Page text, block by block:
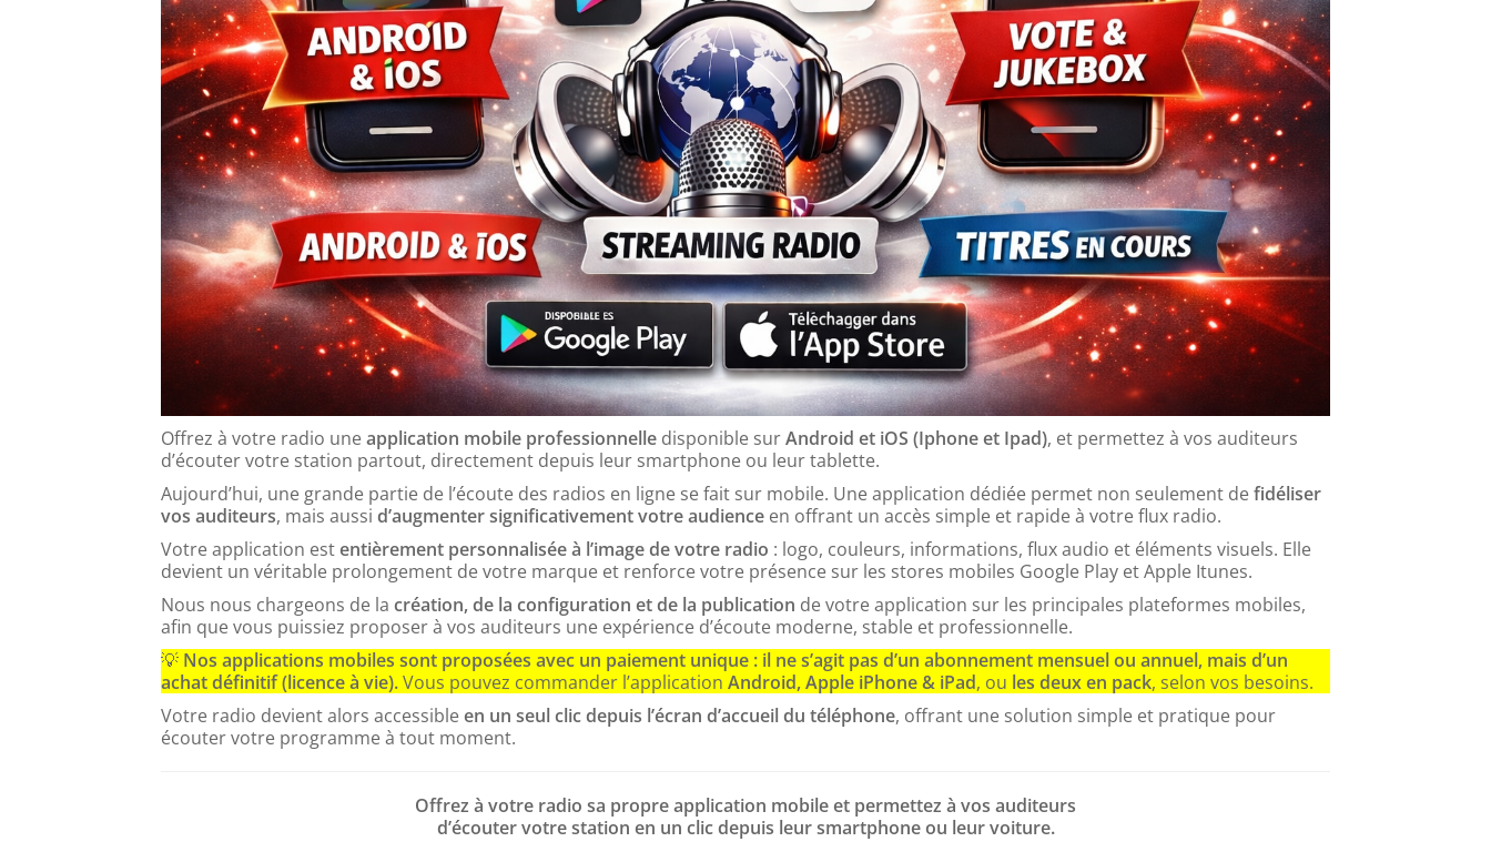
Offrez à votre radio uneapplication mobile professionnelledisponible surAndroid et iOS (Iphone et Ipad), et permettez à vos auditeurs
d’écouter votre station partout, directement depuis leur smartphone ou leur tablette.
Aujourd’hui, une grande partie de l’écoute des radios en ligne se fait sur mobile. Une application dédiée permet non seulement defidéliser
vos auditeurs, mais aussi d’augmenter significativement votre audienceen offrant un accès simple et rapide à votre flux radio.
Votre application estentièrement personnalisée à l’image de votre radio : logo, couleurs, informations, flux audio et éléments visuels. Elle
devient un véritable prolongement de votre marque et renforce votre présence sur les stores mobiles Google Play et Apple Itunes.
Nous nous chargeons de la création, de la configuration et de la publication de votre application sur les principales plateformes mobiles,
afin que vous puissiez proposer à vos auditeurs une expérience d’écoute moderne, stable et professionnelle.
💡 Nos applications mobiles sont proposées avec un paiement unique : il ne s’agit pas d’un abonnement mensuel ou annuel, mais d’un
achat définitif (licence à vie).Vous pouvez commander l’application Android, Apple iPhone & iPad, ou les deux en pack, selon vos besoins.
Votre radio devient alors accessibleen un seul clic depuis l’écran d’accueil du téléphone, offrant une solution simple et pratique pour
écouter votre programme à tout moment.
Offrez à votre radio sa propre application mobile et permettez à vos auditeurs
d’écouter votre station en un clic depuis leur smartphone ou leur voiture.